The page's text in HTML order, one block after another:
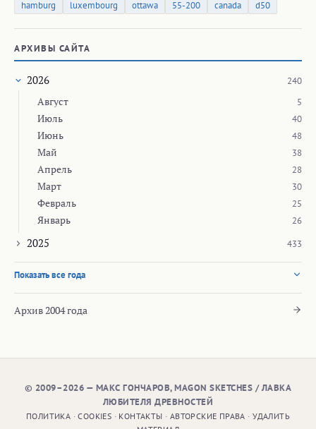
hamburg
luxembourg ottawa 55-200 canada d50
АРХИВЫ САЙТА
2026 240
Август 5
Июль 40
Июнь 48
Май 38
Апрель 28
Март 30
Февраль 25
Январь 26
2025 433
Показать все года
Архив 2004 года
© 2009–2026 — МАКС ГОНЧАРОВ, MAGON SKETCHES / ЛАВКА
ЛЮБИТЕЛЯ ДРЕВНОСТЕЙ
ПОЛИТИКА ·COOKIES · КОНТАКТЫ · АВТОРСКИЕ ПРАВА ·УДАЛИТЬ